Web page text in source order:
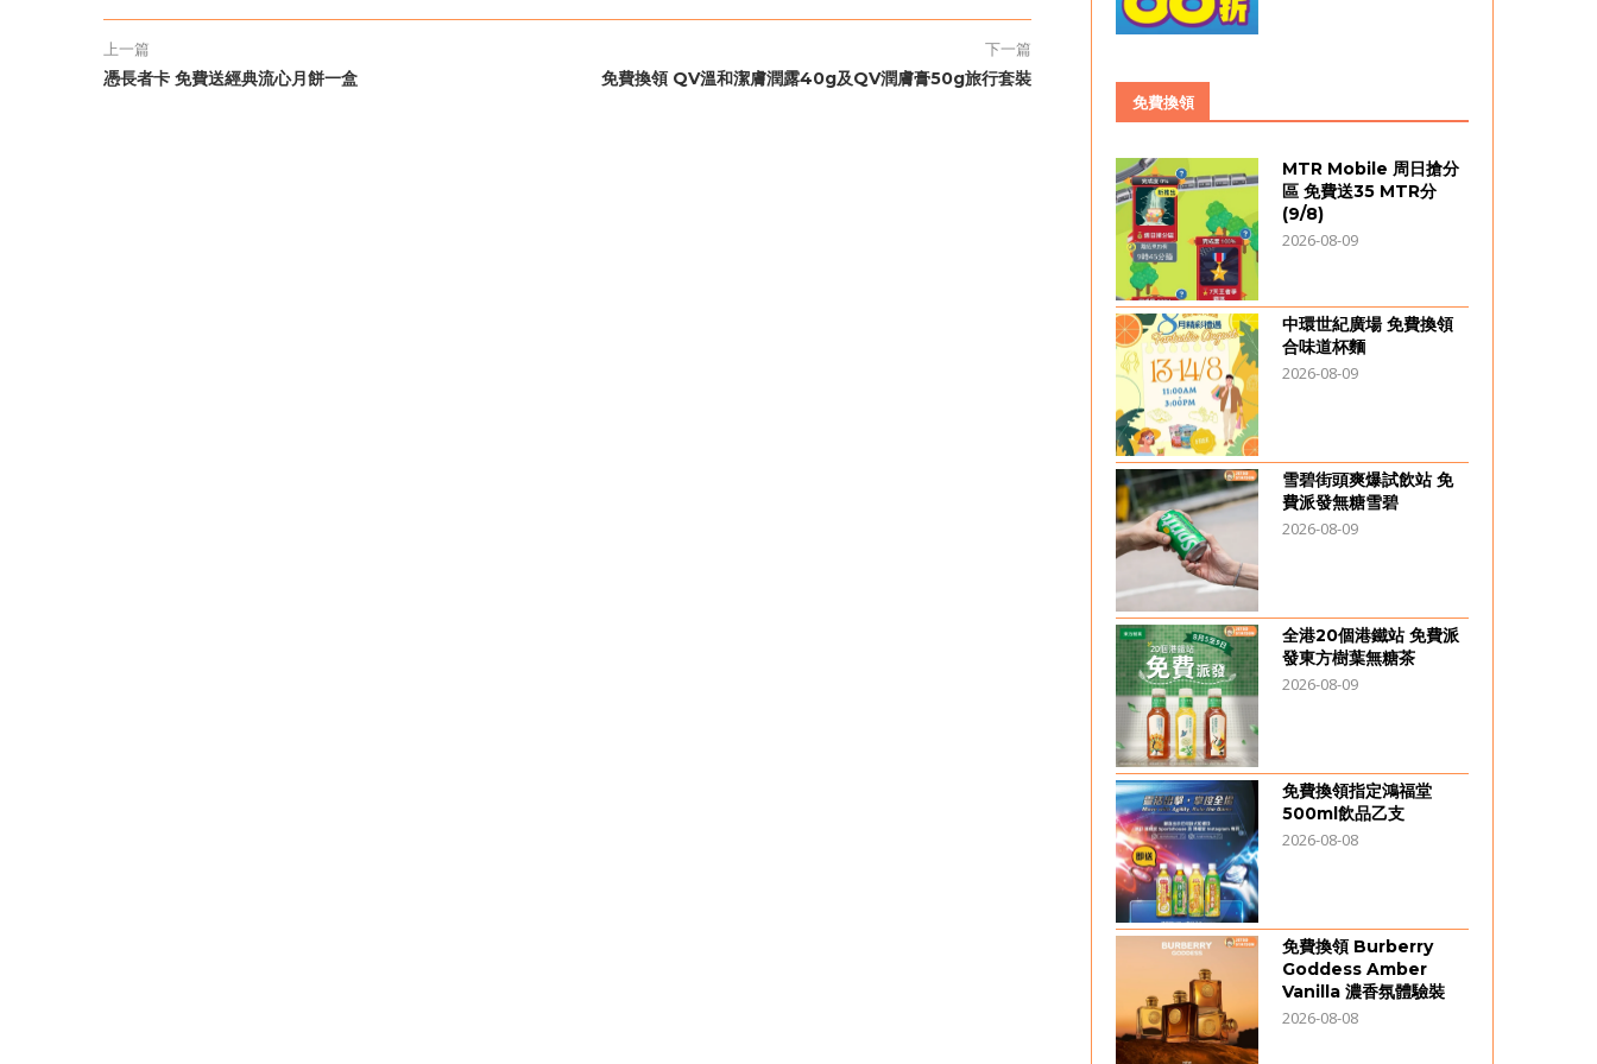
上一篇
憑長者卡 免費送經典流心月餅一盒
下一篇
免費換領 QV溫和潔膚潤露40g及QV潤膚膏50g旅行套裝
免費換領
MTR Mobile 周日搶分
區 免費送35 MTR分
(9/8)
2026-08-09
中環世紀廣場 免費換領
合味道杯麵
2026-08-09
雪碧街頭爽爆試飲站 免
費派發無糖雪碧
2026-08-09
全港20個港鐵站 免費派
發東方樹葉無糖茶
2026-08-09
免費換領指定鴻福堂
500ml飲品乙支
2026-08-08
免費換領 Burberry
Goddess Amber
Vanilla 濃香氛體驗裝
2026-08-08